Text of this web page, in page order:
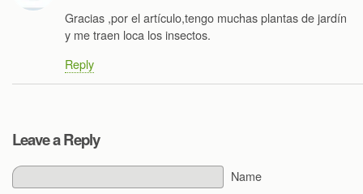
Gracias ,por el artículo,tengo muchas plantas de jardín
y me traen loca los insectos.
Reply
Leave a Reply
Name